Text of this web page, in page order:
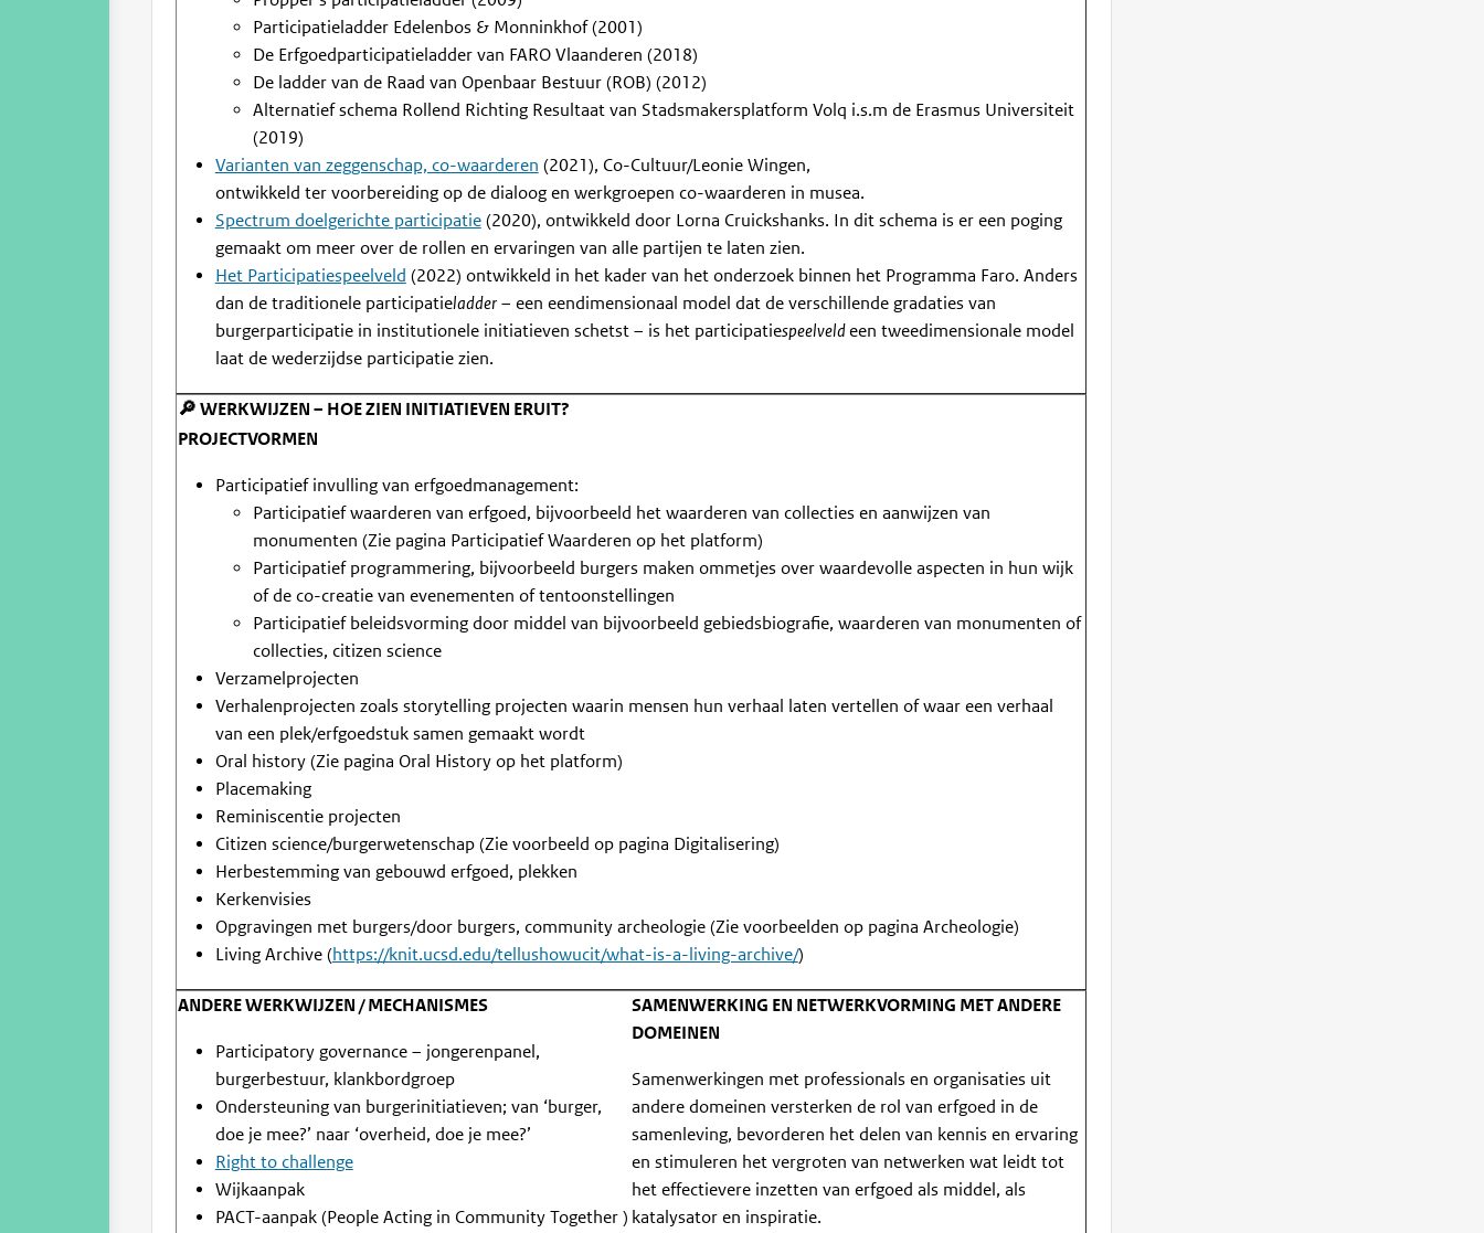
Participatieladder Edelenbos & Monninkhof (2001)
De Erfgoedparticipatieladder van FARO Vlaanderen (2018)
De ladder van de Raad van Openbaar Bestuur (ROB) (2012)
Alternatief schema Rollend Richting Resultaat van Stadsmakersplatform Volq i.s.m de Erasmus Universiteit
(2019)
Varianten van zeggenschap, co-waarderen (2021), Co-Cultuur/Leonie Wingen,
ontwikkeld ter voorbereiding op de dialoog en werkgroepen co-waarderen in musea.
Spectrum doelgerichte participatie(2020), ontwikkeld door Lorna Cruickshanks. In dit schema is er een poging
gemaakt om meer over de rollen en ervaringen van alle partijen te laten zien.
Het Participatiespeelveld (2022) ontwikkeld in het kader van het onderzoek binnen het Programma Faro. Anders
dan de traditionele participatieladder– een eendimensionaal model dat de verschillende gradaties van
burgerparticipatie in institutionele initiatieven schetst – is het participatiespeelveldeen tweedimensionale model
laat de wederzijdse participatie zien.
🔎 WERKWIJZEN – HOE ZIEN INITIATIEVEN ERUIT?
PROJECTVORMEN
Participatief invulling van erfgoedmanagement:
Participatief waarderen van erfgoed, bijvoorbeeld het waarderen van collecties en aanwijzen van
monumenten (Zie pagina Participatief Waarderen op het platform)
Participatief programmering, bijvoorbeeld burgers maken ommetjes over waardevolle aspecten in hun wijk
of de co-creatie van evenementen of tentoonstellingen
Participatief beleidsvorming door middel van bijvoorbeeld gebiedsbiografie, waarderen van monumenten of
collecties, citizen science
Verzamelprojecten
Verhalenprojecten zoals storytelling projecten waarin mensen hun verhaal laten vertellen of waar een verhaal
van een plek/erfgoedstuk samen gemaakt wordt
Oral history (Zie pagina Oral History op het platform)
Placemaking
Reminiscentie projecten
Citizen science/burgerwetenschap (Zie voorbeeld op pagina Digitalisering)
Herbestemming van gebouwd erfgoed, plekken
Kerkenvisies
Opgravingen met burgers/door burgers, community archeologie (Zie voorbeelden op pagina Archeologie)
Living Archive (https://knit.ucsd.edu/tellushowucit/what-is-a-living-archive/)
ANDERE WERKWIJZEN / MECHANISMES
Participatory governance – jongerenpanel,
burgerbestuur, klankbordgroep
Ondersteuning van burgerinitiatieven; van ‘burger,
doe je mee?’ naar ‘overheid, doe je mee?’
Right to challenge
Wijkaanpak
PACT-aanpak (People Acting in Community Together )
SAMENWERKING EN NETWERKVORMING MET ANDERE
DOMEINEN
Samenwerkingen met professionals en organisaties uit
andere domeinen versterken de rol van erfgoed in de
samenleving, bevorderen het delen van kennis en ervaring
en stimuleren het vergroten van netwerken wat leidt tot
het effectievere inzetten van erfgoed als middel, als
katalysator en inspiratie.